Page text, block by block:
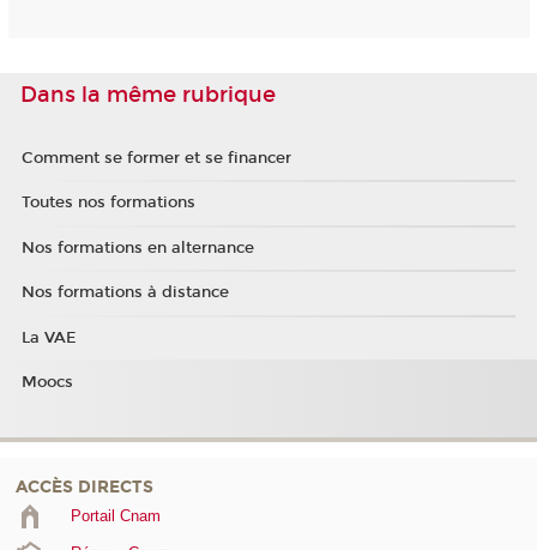
Dans la même rubrique
Comment se former et se financer
Toutes nos formations
Nos formations en alternance
Nos formations à distance
La VAE
Moocs
ACCÈS DIRECTS
Portail Cnam